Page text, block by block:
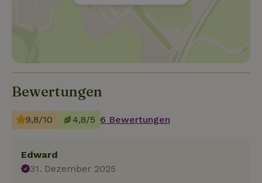
Bewertungen
9,8/10 4,8/5 6 Bewertungen
Edward
31. Dezember 2025